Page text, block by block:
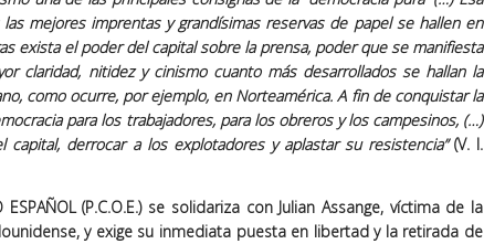
mejores imprentas y grandísimas reservas de papel se hallen en
exista el poder del capital sobre la prensa, poder que se manifiesta
claridad, nitidez y cinismo cuanto más desarrollados se hallan la
como ocurre, por ejemplo, en Norteamérica. A fin de conquistar la
para los trabajadores, para los obreros y los campesinos, (…)
derrocar a los explotadores y aplastar su resistencia”(V. I.
ESPAÑOL (P.C.O.E.) se solidariza con Julian Assange, víctima de la
y exige su inmediata puesta en libertad y la retirada de